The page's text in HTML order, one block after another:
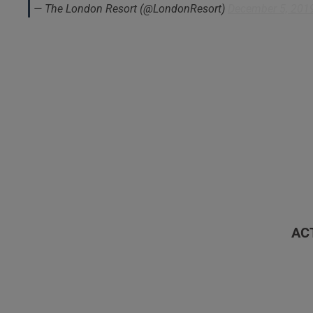
— The London Resort (@LondonResort)